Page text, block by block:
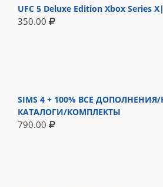
UFC 5 Deluxe Edition Xbox Series
350.00
SIMS 4 + 100% ВСЕ
КАТАЛОГИ/КОМПЛЕКТЫ
790.00